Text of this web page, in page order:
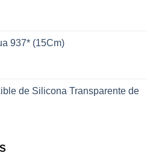
937* (15Cm)
de Silicona Transparente de